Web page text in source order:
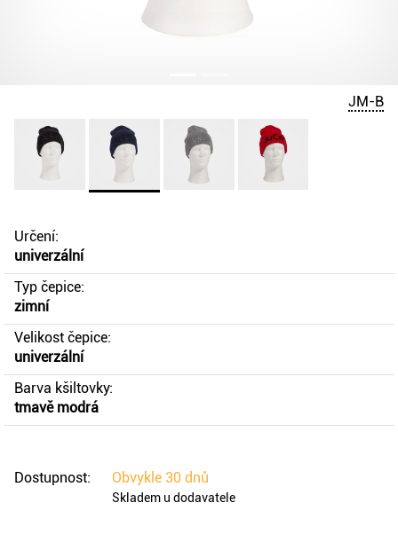
JM-B
Určení:
univerzální
Typ čepice:
zimní
Velikost čepice:
univerzální
Barva kšiltovky:
tmavě modrá
Dostupnost: Obvykle 30 dnů
Skladem u dodavatele